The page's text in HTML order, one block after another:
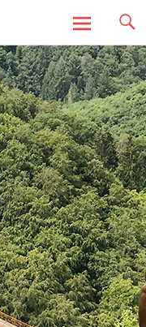
Zum
Inhalt
springen